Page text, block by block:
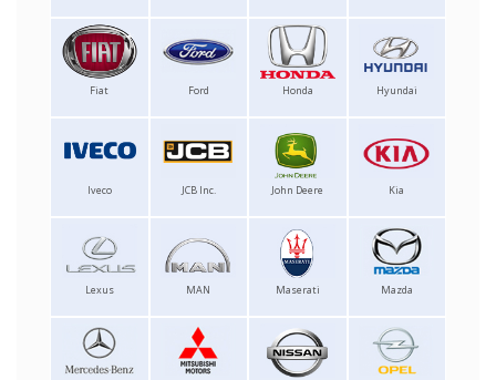
Fiat Ford Honda Hyundai
Iveco JCB Inc. John Deere Kia
Lexus MAN Maserati Mazda